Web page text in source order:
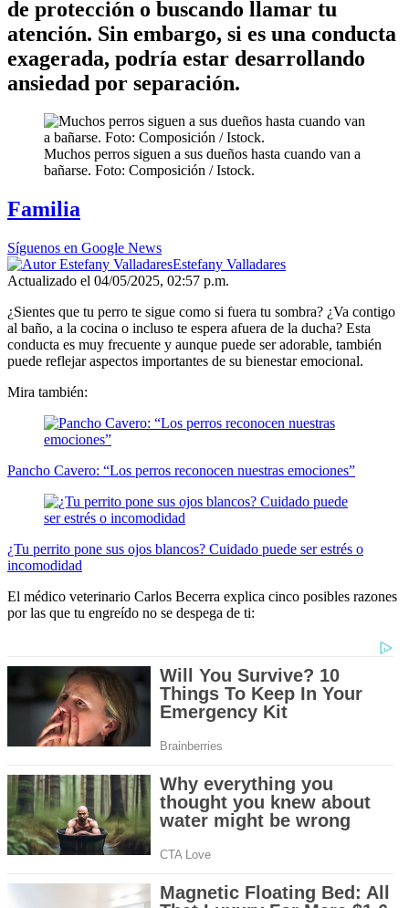
de protección o buscando llamar tu
atención. Sin embargo, si es una conducta
exagerada, podría estar desarrollando
ansiedad por separación.
Muchos perros siguen a sus dueños hasta cuando van a
bañarse. Foto: Composición / Istock.
Familia
Síguenos en Google News
Estefany Valladares
Actualizado el 04/05/2025, 02:57 p.m.
¿Sientes que tu perro te sigue como si fuera tu sombra? ¿Va contigo
al baño, a la cocina o incluso te espera afuera de la ducha? Esta
conducta es muy frecuente y aunque puede ser adorable, también
puede reflejar aspectos importantes de su bienestar emocional.
Mira también:
Pancho Cavero: “Los perros reconocen nuestras emociones”
¿Tu perrito pone sus ojos blancos? Cuidado puede ser estrés o
incomodidad
El médico veterinario Carlos Becerra explica cinco posibles razones
por las que tu engreído no se despega de ti: